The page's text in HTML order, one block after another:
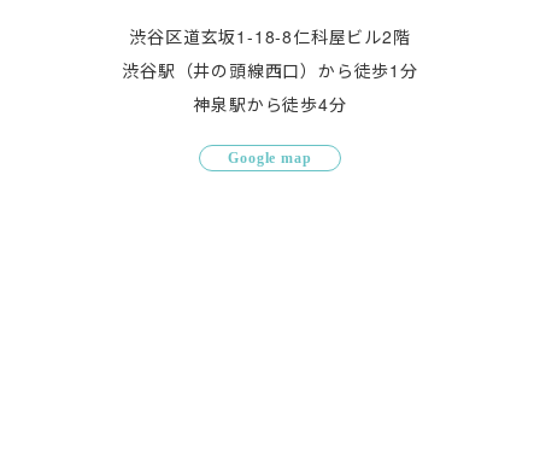
渋谷区道玄坂1-18-8仁科屋ビル2階
渋谷駅（井の頭線西口）から徒歩1分
神泉駅から徒歩4分
Google map